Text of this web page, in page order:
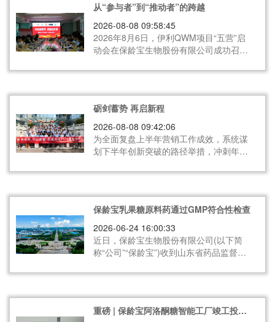
从“参与者”到“推动者”的跨越
2026-08-08 09:58:45
2026年8月6日，伊利QWM项目“五营”启
动会在保龄宝生物股份有限公司成功召
供应商伙伴敞开，相关团队与各方坦诚交
这是从“参与者”到“推动者”的一次身份觉
醒，是供应链生态的又一次角色重塑。
砺剑蓄势 再启新程
2026-08-08 09:42:06
为全面复盘上半年营销工作成效，系统谋
划下半年创新突破的路径举措，冲刺年度
半年度营销工作会议。董事长戴斯聪，总
保龄宝乳果糖原料药通过GMP符合性检查
2026-06-24 16:00:33
近日，保龄宝生物股份有限公司(以下简
称“公司”“保龄宝”)收到山东省药品监督管
书》。标志着公司乳果糖原料药生产线顺
合性检查。这是公司向医药健康领域迈出
的坚实一步，更是战略转型路上的“核心里
重磅 | 保龄宝阿洛酮糖智能工厂竣工投